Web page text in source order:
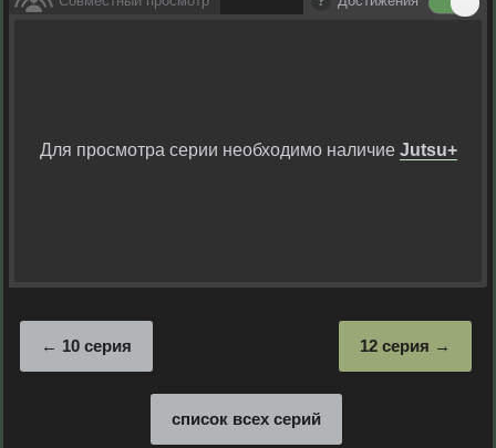
Для просмотра серии необходимо наличие Jutsu+
12 серия
10 серия
список всех серий